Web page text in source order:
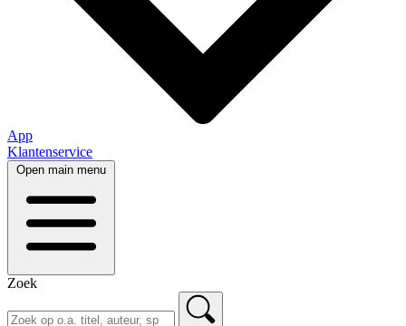
App
Klantenservice
Open main menu
Zoek